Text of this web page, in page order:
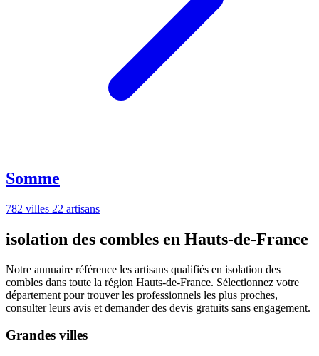
Somme
782 villes 22 artisans
isolation des combles en Hauts-de-France
Notre annuaire référence les artisans qualifiés en isolation des
combles dans toute la région Hauts-de-France. Sélectionnez votre
département pour trouver les professionnels les plus proches,
consulter leurs avis et demander des devis gratuits sans engagement.
Grandes villes